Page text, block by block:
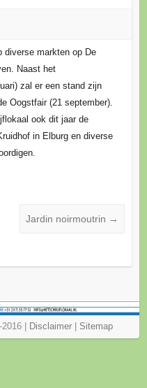
diverse markten op De
Naast het
zal er een stand zijn
Oogstfair (21 september).
ook dit jaar de
in Elburg en diverse
Jardin noirmoutrin →
| Disclaimer| Sitemap